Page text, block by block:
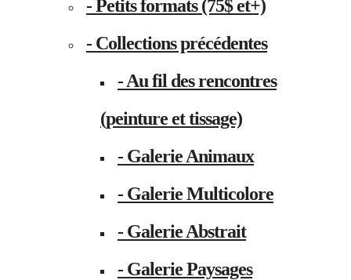
- Petits formats (75$ et+)
- Collections précédentes
- Au fil des rencontres
(peinture et tissage)
- Galerie Animaux
- Galerie Multicolore
- Galerie Abstrait
- Galerie Paysages